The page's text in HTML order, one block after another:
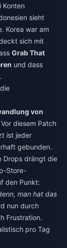
sieht
Korea war am
sich mit
Grab That
und dass
von
Vor diesem Patch
ist jeder
gebunden.
Drops drängt die
Store-
den Punkt:
man hat das
nun durch
Frustration.
pro Tag